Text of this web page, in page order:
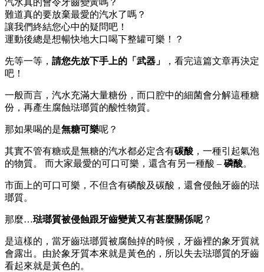
汽水真的會令牙齒變黃嗎？
難道真的要放棄最愛的汽水了嗎？
讓我們終結您心中的疑問吧！
運動後總是想暢快地大口喝下整罐可樂！？
先等一等， 請您先放下手上的「武器」
，看完這篇文章再決定
吧！
一般而言，汽水充滿大量糖份，而口腔中的細菌會分解這種糖
份，再產生腐蝕琺瑯質的酸性物質。
那如果喝的是無糖可樂呢？
其實不管有糖或是無糖的汽水都必定含有碳酸 ，一種引起氣泡
的物質。 而大家最愛的可口可樂，還含有另一種酸 – 磷酸。
市面上的可口可樂，不但含有磷酸及碳酸，還會侵蝕牙齒的琺
瑯質。
那麼…琺瑯質被侵蝕跟牙齒變黃又有甚麼關係呢？
是這樣的，當牙齒琺瑯質被腐蝕掉的時候，牙齒裡的象牙質就
會露出。由於象牙質本來就是黃色的，所以失去琺瑯質的牙齒
看起來就是黃色的。